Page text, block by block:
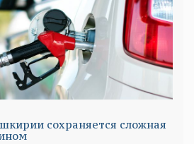
сохраняется сложная